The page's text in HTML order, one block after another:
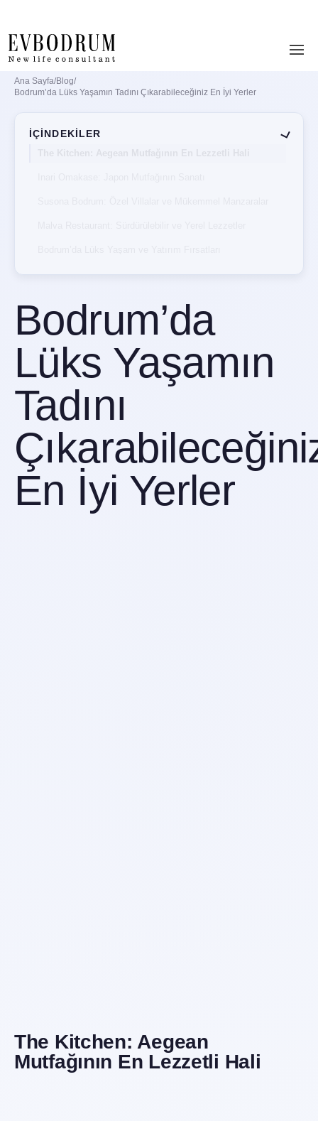
Ana Sayfa/Blog
Bodrum’da Lüks Yaşamın Tadını Çıkarabileceğiniz En İyi Yerler
Bodrum’da
Lüks Yaşamın
Tadını
En İyi Yerler
Mutfağının En Lezzetli Hali
İÇİNDEKİLER